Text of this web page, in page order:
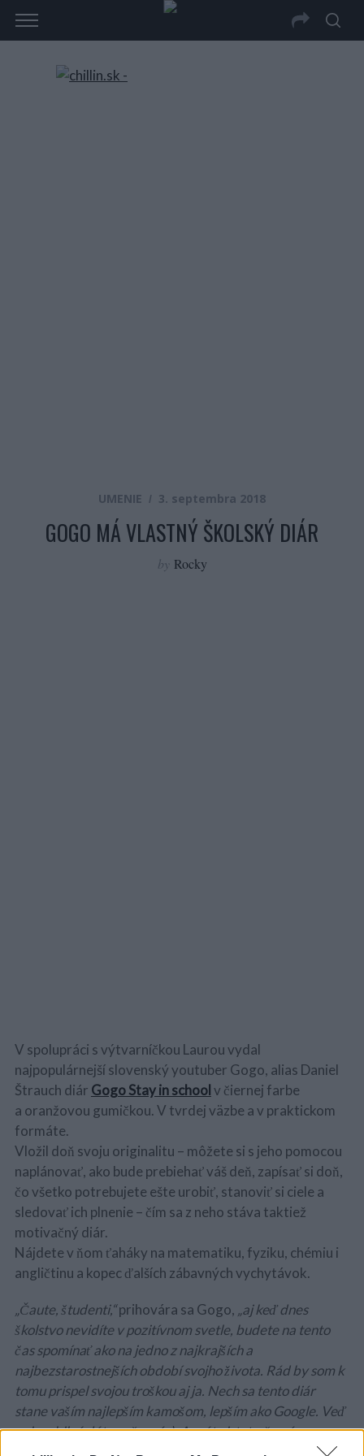
UMENIE 3. septembra 2018
GOGO MÁ VLASTNÝ ŠKOLSKÝ DIÁR
by Rocky
V spolupráci s výtvarníčkou Laurou vydal
najpopulárnejší slovenský youtuber Gogo, alias Daniel
Štrauch diár Gogo Stay in school v čiernej farbe
a oranžovou gumičkou. V tvrdej väzbe a v praktickom
formáte.
Vložil doň svoju originalitu – môžete si s jeho pomocou
naplánovať, ako bude prebiehať váš deň, zapísať si doň,
čo všetko potrebujete ešte urobiť, stanoviť si ciele a
sledovať ich plnenie – čím sa z neho stáva taktiež
motivačný diár.
Nájdete v ňom ťaháky na matematiku, fyziku, chémiu i
angličtinu a kopec ďalších zábavných vychytávok.
„Čaute, študenti,“prihovára sa Gogo, „aj keď dnes
školstvo nevidíte v pozitívnom svetle, budete na tento
čas spomínať ako na jedno z najkrajších a
najbezstarostnejších období svojho života. Rád by som k
tomu prispel svojou troškou aj ja. Nech sa tento diár
stane vaším najlepším kamošom, lepším ako Google. Veď
ani mobilné dáta nečerpá ;). A máte istotu, že vás na
rozdiel od ostatných nebude ohovárať. Samozrejme,